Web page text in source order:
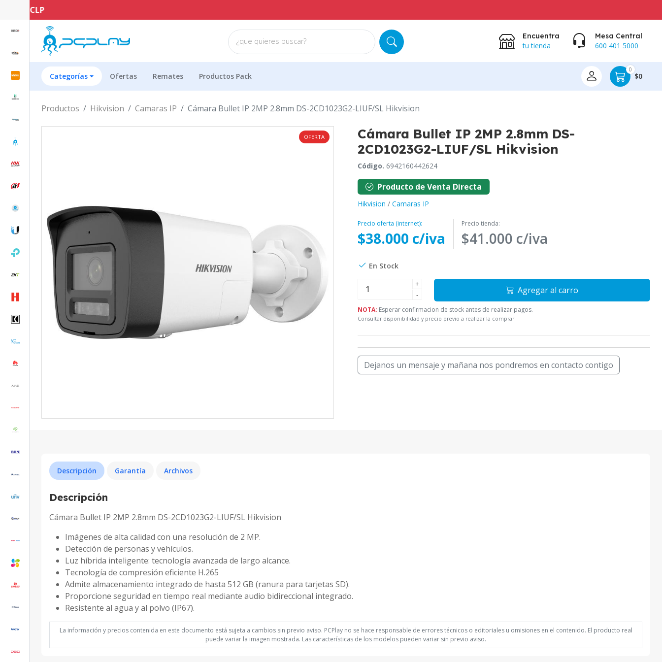
¿que quieres buscar?
Encuentra
tu tienda
Mesa Central
600 401 5000
Categorías Ofertas Remates Productos Pack
0
$0
Productos Hikvision Camaras IP Cámara Bullet IP 2MP 2.8mm DS-2CD1023G2-LIUF/SL Hikvision
OFERTA
Cámara Bullet IP 2MP 2.8mm DS-
2CD1023G2-LIUF/SL Hikvision
Código. 6942160442624
Producto de Venta Directa
Hikvision / Camaras IP
Precio oferta (internet):
$38.000 c/iva
Precio tienda:
$41.000 c/iva
En Stock
+
-
Agregar al carro
NOTA: Esperar confirmacion de stock antes de realizar pagos.
Consultar disponibilidad y precio previo a realizar la comprar
Dejanos un mensaje y mañana nos pondremos en contacto contigo
Descripción Garantía Archivos
Descripción
Cámara Bullet IP 2MP 2.8mm DS-2CD1023G2-LIUF/SL Hikvision
Imágenes de alta calidad con una resolución de 2 MP.
Detección de personas y vehículos.
Luz híbrida inteligente: tecnología avanzada de largo alcance.
Tecnología de compresión eficiente H.265
Admite almacenamiento integrado de hasta 512 GB (ranura para tarjetas SD).
Proporcione seguridad en tiempo real mediante audio bidireccional integrado.
Resistente al agua y al polvo (IP67).
La información y precios contenida en este documento está sujeta a cambios sin previo aviso. PCPlay no se hace responsable de errores técnicos o editoriales u omisiones en el contenido. El producto real
puede variar la imagen mostrada. Las características de los modelos pueden variar sin previo aviso.